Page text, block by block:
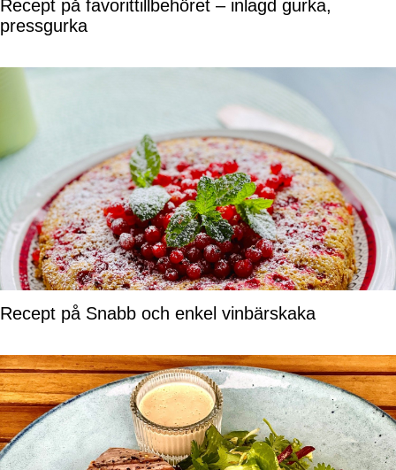
Recept på favorittillbehöret – inlagd gurka,
pressgurka
Recept på Snabb och enkel vinbärskaka